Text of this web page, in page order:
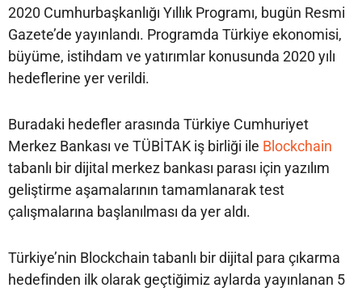
2020 Cumhurbaşkanlığı Yıllık Programı, bugün Resmi
Gazete’de yayınlandı. Programda Türkiye ekonomisi,
büyüme, istihdam ve yatırımlar konusunda 2020 yılı
hedeflerine yer verildi.
Buradaki hedefler arasında Türkiye Cumhuriyet
Merkez Bankası ve TÜBİTAK iş birliği ile Blockchain
tabanlı bir dijital merkez bankası parası için yazılım
geliştirme aşamalarının tamamlanarak test
çalışmalarına başlanılması da yer aldı.
Türkiye’nin Blockchain tabanlı bir dijital para çıkarma
hedefinden ilk olarak geçtiğimiz aylarda yayınlanan 5